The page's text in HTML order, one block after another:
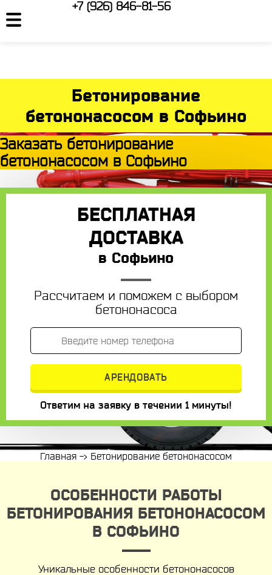
+7 (926) 846-81-56
Бетонирование
бетононасосом в Софьино
Заказать бетонирование
бетононасосом в Софьино
БЕСПЛАТНАЯ
ДОСТАВКА
в Софьино
Рассчитаем и поможем с выбором
бетононасоса
Ответим на заявку в течении 1 минуты!
Главная -> Бетонирование бетононасосом
ОСОБЕННОСТИ РАБОТЫ
БЕТОНИРОВАНИЯ БЕТОНОНАСОСОМ
В СОФЬИНО
Уникальные особенности бетононасосов